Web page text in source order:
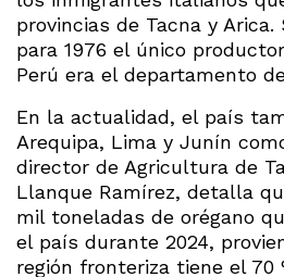
provincias de Tacna y
para 1976 el único
Perú era el departamento
En la actualidad, el país
Arequipa, Lima y Junín
director de Agricultura de
Llanque Ramírez, detalla
mil toneladas de orégano
el país durante 2024,
región fronteriza tiene el 70